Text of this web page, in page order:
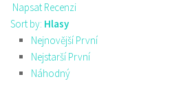
Napsat Recenzi
Sort by: Hlasy
Nejnovější První
Nejstarší První
Náhodný